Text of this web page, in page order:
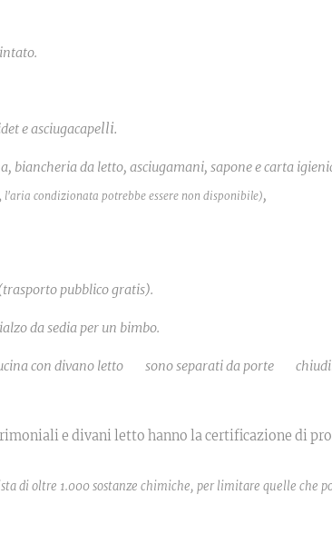
e asciugacapelli.
biancheria da letto, asciugamani, sapone e carta
condizionata potrebbe essere non disponibile),
pubblico gratis).
da sedia per un bimbo.
con divano letto🛋 sono separati da porte🚪
e divani letto hanno la certificazione di
di oltre 1.000 sostanze chimiche, per limitare quelle che